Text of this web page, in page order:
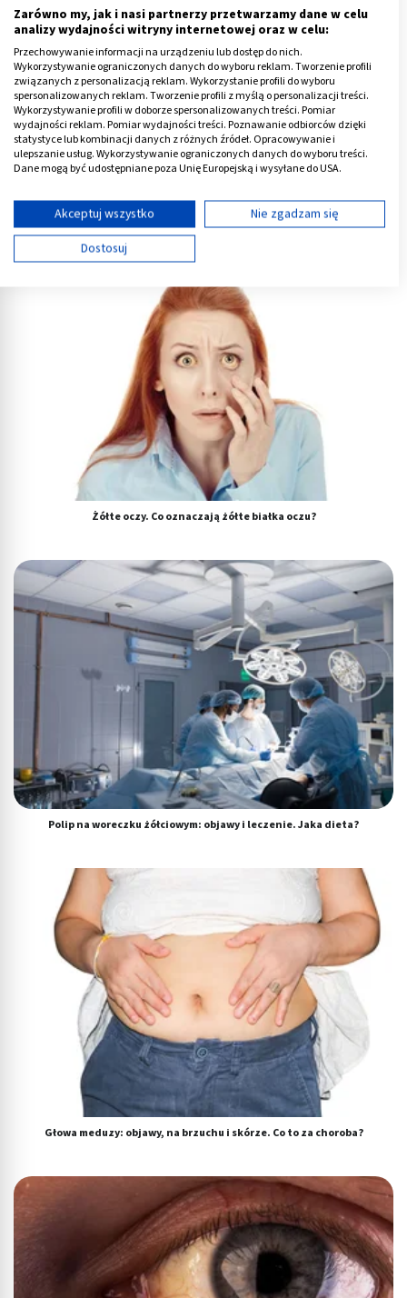
Próby wątrobowe - normy. Co oznacza podwyższony wynik?
Żółte oczy. Co oznaczają żółte białka oczu?
Polip na woreczku żółciowym: objawy i leczenie. Jaka dieta?
Głowa meduzy: objawy, na brzuchu i skórze. Co to za choroba?
Zarówno my, jak i nasi partnerzy przetwarzamy dane w celu
analizy wydajności witryny internetowej oraz w celu:
Przechowywanie informacji na urządzeniu lub dostęp do nich.
Wykorzystywanie ograniczonych danych do wyboru reklam. Tworzenie profili
związanych z personalizacją reklam. Wykorzystanie profili do wyboru
spersonalizowanych reklam. Tworzenie profili z myślą o personalizacji treści.
Wykorzystywanie profili w doborze spersonalizowanych treści. Pomiar
wydajności reklam. Pomiar wydajności treści. Poznawanie odbiorców dzięki
statystyce lub kombinacji danych z różnych źródeł. Opracowywanie i
ulepszanie usług. Wykorzystywanie ograniczonych danych do wyboru treści.
Dane mogą być udostępniane poza Unię Europejską i wysyłane do USA.
Wyświetl listę partnerów (11 dostawców IAB)
Używamy Twoich danych w następujących celach:
Cele przetwarzania IAB:
Przechowywanie informacji na urządzeniu lub
Wykorzystywanie ograniczonych danych do
Tworzenie profili w celu spersonalizowanych
Wykorzystanie profili do wyboru
spersonalizowanych reklam
Tworzenie profili w celu personalizacji treści
Pomiar efektywności reklam
Pomiar efektywności treści
Rozumienie odbiorców dzięki statystyce lub
kombinacji danych z różnych źródeł
Wykorzystywanie ograniczonych danych do
wyboru treści
Funkcje specjalne IAB:
Użycie dokładnych danych geolokalizacyjnych
aktywnie żądanych informacji
Cele przetwarzania inne niż IAB:
Niezbędne
Wydajność (Performance)
Reklama / śledzenie
Akceptuj wszystko
Nie zgadzam się
Dostosuj